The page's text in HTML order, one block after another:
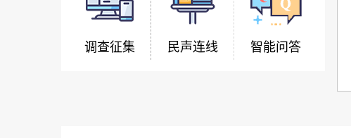
调查征集 民声连线 智能问答